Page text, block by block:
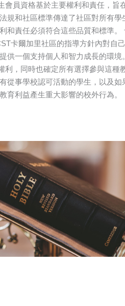
會員資格基於主要權利和責任，旨
規和社區標準傳達了社區對所有學
和責任必須符合這些品質和標準。
卡爾加里社區的指導方針內對自
供一個支持個人和智力成長的環境
利，同時也確定所有選擇參與這種
從事學校認可活動的學生，以及如
育利益產生重大影響的校外行為。